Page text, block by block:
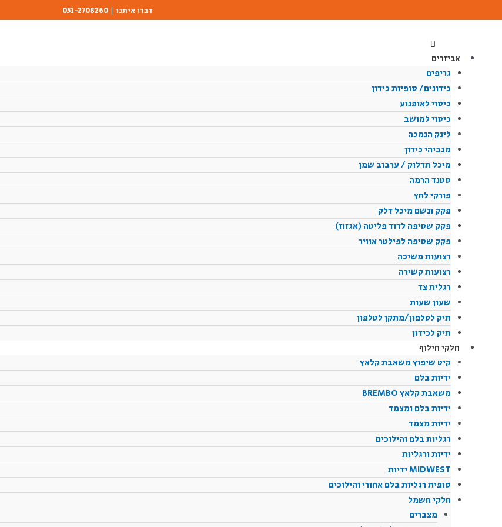
לתוכן
דברו איתנו | 051-2708260
אביזרים
גריפים
כידונים/ סופיות כידון
כיסוי לאופנוע
כיסוי למושב
לינק הנמכה
מגביהי כידון
מיכל תדלוק / ערבוב שמן
סטנד הרמה
פורקי לחץ
פקק ונשם מיכל דלק
פקק שטיפה לדוד פליטה (אגזוז)
פקק שטיפה לפילטר אוויר
רצועות משיכה
רצועות קשירה
רגלית צד
שעון שעות
תיק לטלפון/מתקן לטלפון
תיק לכידון
חלקי חילוף
קיט שיפוץ משאבת קלאץ
ידיות בלם
משאבת קלאץ BREMBO
ידיות בלם ומצמד
ידיות מצמד
רגליות בלם והילוכים
ידיות ורגליות
MIDWEST ידיות
סופית רגליות בלם אחורי והילוכים
חלקי חשמל
מצברים